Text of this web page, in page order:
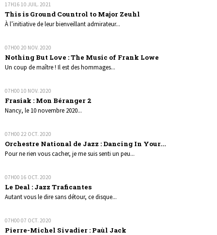
17H16 10 JUIL. 2021
This is Ground Countrol to Major Zeuhl
À l’initiative de leur bienveillant admirateur...
07H00 20 NOV. 2020
Nothing But Love : The Music of Frank Lowe
Un coup de maître ! Il est des hommages...
07H00 10 NOV. 2020
Frasiak : Mon Béranger 2
Nancy, le 10 novembre 2020...
07H00 22 OCT. 2020
Orchestre National de Jazz : Dancing In Your...
Pour ne rien vous cacher, je me suis senti un peu...
07H00 16 OCT. 2020
Le Deal : Jazz Traficantes
Autant vous le dire sans détour, ce disque...
07H00 07 OCT. 2020
Pierre-Michel Sivadier : Paùl Jack